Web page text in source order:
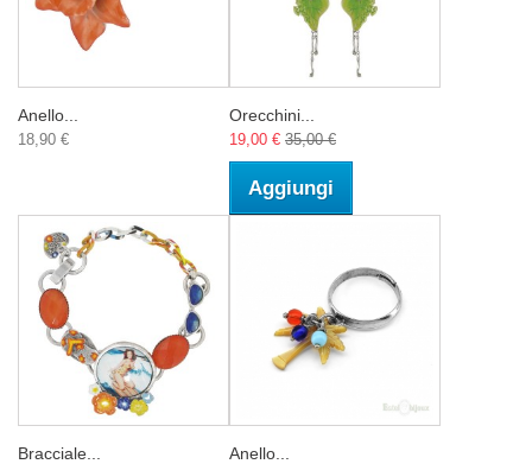
Anello...
18,90 €
Orecchini...
19,00 € 35,00 €
Aggiungi
Bracciale... Anello...